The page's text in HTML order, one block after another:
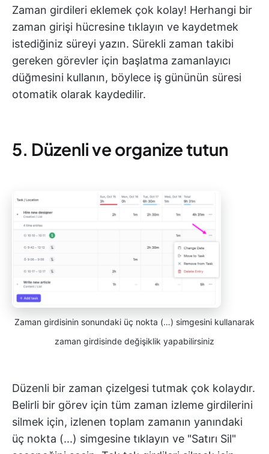
Zaman girdileri eklemek çok kolay! Herhangi bir
zaman girişi hücresine tıklayın ve kaydetmek
istediğiniz süreyi yazın. Sürekli zaman takibi
gereken görevler için başlatma zamanlayıcı
düğmesini kullanın, böylece iş gününün süresi
otomatik olarak kaydedilir.
5. Düzenli ve organize tutun
Zaman girdisinin sonundaki üç nokta (…) simgesini kullanarak
zaman girdisinde değişiklik yapabilirsiniz
Düzenli bir zaman çizelgesi tutmak çok kolaydır.
Belirli bir görev için tüm zaman izleme girdilerini
silmek için, izlenen toplam zamanın yanındaki
üç nokta (...) simgesine tıklayın ve "Satırı Sil"